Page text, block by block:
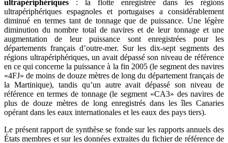
ultrapériphériques : la flotte enregistrée dans les régions
ultrapériphériques espagnoles et portugaises a considérablement
diminué en termes tant de tonnage que de puissance. Une légère
diminution du nombre total de navires et de leur tonnage et une
augmentation de leur puissance sont enregistrées pour les
départements français d’outre-mer. Sur les dix-sept segments des
régions ultrapériphériques, un avait dépassé son niveau de référence
en ce qui concerne la puissance à la fin 2005 (le segment des navires
«4FJ» de moins de douze mètres de long du département français de
la Martinique), tandis qu’un autre avait dépassé son niveau de
référence en termes de tonnage (le segment «CA3» des navires de
plus de douze mètres de long enregistrés dans les îles Canaries
opérant dans les eaux internationales et les eaux des pays tiers).
Le présent rapport de synthèse se fonde sur les rapports annuels des
États membres et sur les données extraites du fichier de référence de